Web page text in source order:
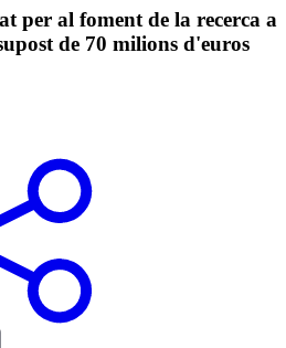
per al foment de la recerca a
de 70 milions d'euros